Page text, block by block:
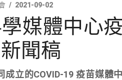
2021-09-02
學媒體中心
聞稿
成立的COVID-19 疫苗媒體